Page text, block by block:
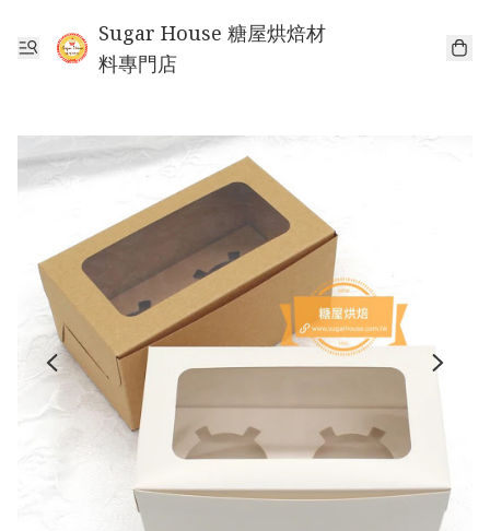
Sugar House 糖屋烘焙材
料專門店